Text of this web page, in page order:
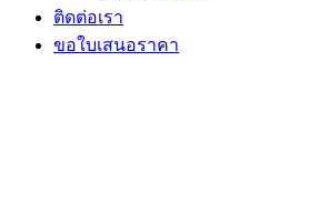
ติดต่อเรา
ขอใบเสนอราคา